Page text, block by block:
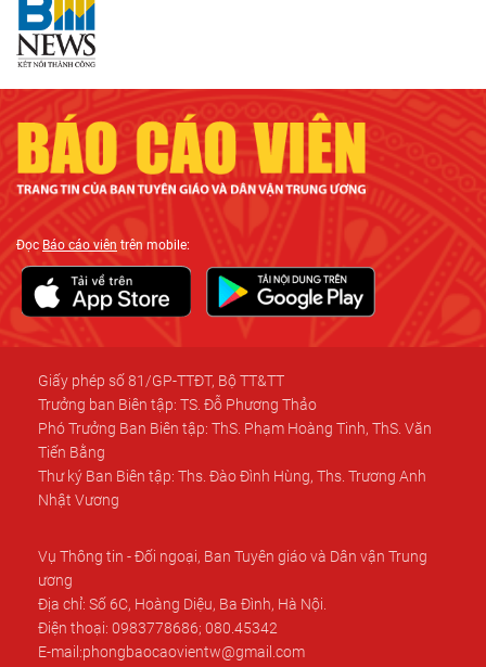
ĐọcBáo cáo viên trên mobile:
Giấy phép số 81/GP-TTĐT, Bộ TT&TT
Trưởng ban Biên tập: TS. Đỗ Phương Thảo
Phó Trưởng Ban Biên tập: ThS. Phạm Hoàng Tinh, ThS. Văn
Tiến Bằng
Thư ký Ban Biên tập: Ths. Đào Đình Hùng, Ths. Trương Anh
Nhật Vương
Vụ Thông tin - Đối ngoại, Ban Tuyên giáo và Dân vận Trung
ương
Địa chỉ: Số 6C, Hoàng Diệu, Ba Đình, Hà Nội.
Điện thoại: 0983778686; 080.45342
E-mail:phongbaocaovientw@gmail.com